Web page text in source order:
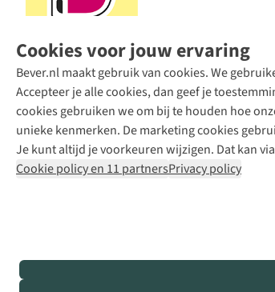
Cookies voor jouw ervaring
Bever.nl maakt gebruik van cookies. We
Accepteer je alle cookies, dan geef je
cookies gebruiken we om bij te houden hoe
unieke kenmerken. De marketing cookies
Je kunt altijd je voorkeuren wijzigen. Dat kan
Cookie policy en 11 partnersPrivacy policy